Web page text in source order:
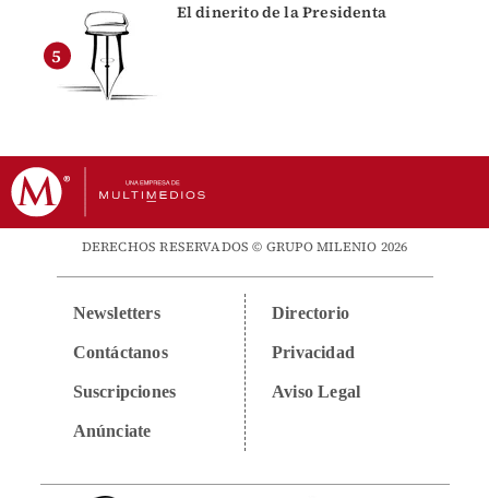
El dinerito de la Presidenta
DERECHOS RESERVADOS © GRUPO MILENIO 2026
Newsletters
Contáctanos
Suscripciones
Anúnciate
Directorio
Privacidad
Aviso Legal